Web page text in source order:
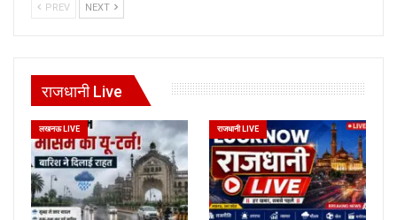
PREV NEXT
राजधानी Live
लखनऊ LIVE राजधानी LIVE